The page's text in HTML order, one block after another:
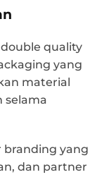
double quality
yang
material
selama
branding yang
dan partner